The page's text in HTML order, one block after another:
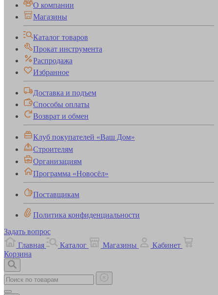
О компании
Магазины
Каталог товаров
Прокат инструмента
Распродажа
Избранное
Доставка и подъем
Способы оплаты
Возврат и обмен
Клуб покупателей «Ваш Дом»
Строителям
Организациям
Программа «Новосёл»
Поставщикам
Политика конфиденциальности
Задать вопрос
Главная
Каталог Магазины
Кабинет
Корзина